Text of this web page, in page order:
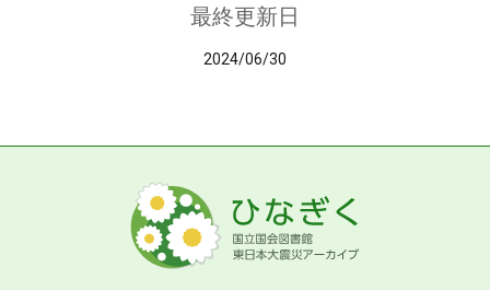
最終更新日
2024/06/30